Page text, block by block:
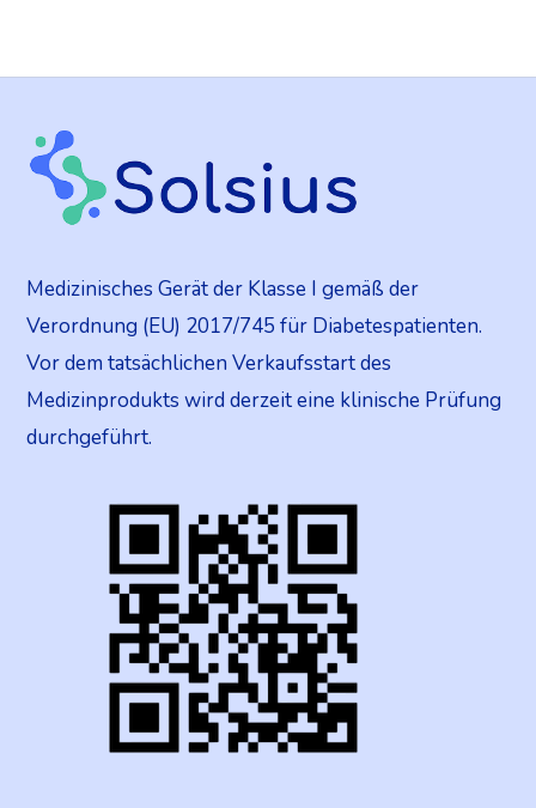
Medizinisches Gerät der Klasse I gemäß der
Verordnung (EU) 2017/745 für Diabetespatienten.
Vor dem tatsächlichen Verkaufsstart des
Medizinprodukts wird derzeit eine klinische Prüfung
durchgeführt.